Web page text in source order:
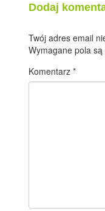
Dodaj
Twój adres email
Wymagane pola
Komentarz*